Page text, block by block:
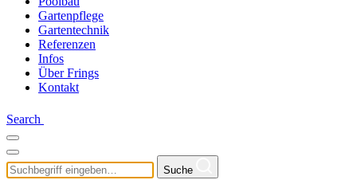
Gartenpflege
Gartentechnik
Referenzen
Infos
Über Frings
Kontakt
Search
Suche